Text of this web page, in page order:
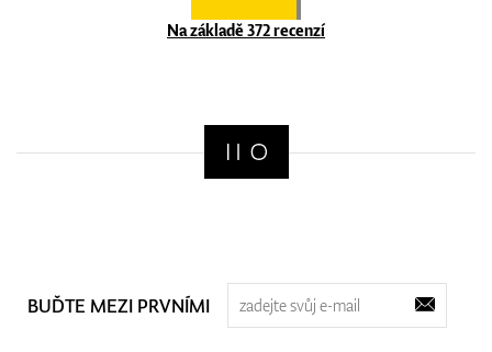
Na základě 372 recenzí
BUĎTE MEZI PRVNÍMI